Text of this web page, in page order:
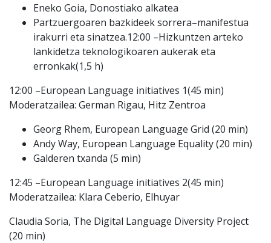
Eneko Goia, Donostiako alkatea
Partzuergoaren bazkideek sorrera–manifestua
irakurri eta sinatzea.12:00 –Hizkuntzen arteko
lankidetza teknologikoaren aukerak eta
erronkak(1,5 h)
12:00 –European Language initiatives 1(45 min)
Moderatzailea: German Rigau, Hitz Zentroa
Georg Rhem, European Language Grid (20 min)
Andy Way, European Language Equality (20 min)
Galderen txanda (5 min)
12:45 –European Language initiatives 2(45 min)
Moderatzailea: Klara Ceberio, Elhuyar
Claudia Soria, The Digital Language Diversity Project
(20 min)